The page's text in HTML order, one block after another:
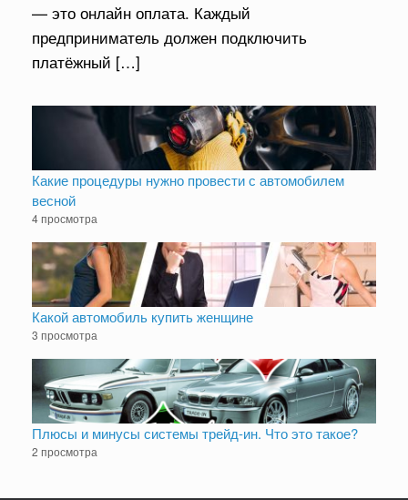
— это онлайн оплата. Каждый
предприниматель должен подключить
платёжный […]
Какие процедуры нужно провести с автомобилем
весной
4 просмотра
Какой автомобиль купить женщине
3 просмотра
Плюсы и минусы системы трейд-ин. Что это такое?
2 просмотра